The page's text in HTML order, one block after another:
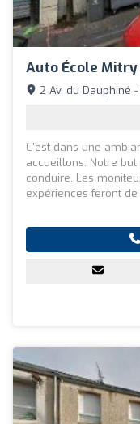
Auto École Mitry
2 Av. du Dauphiné
C'est dans une
accueillons. Notre
conduire. Les
expériences feront